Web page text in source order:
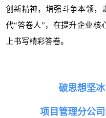
创新精神，增强斗争本领，
代“答卷人”，在提升企业核
上书写精彩答卷。
破思想坚
项目管理分公